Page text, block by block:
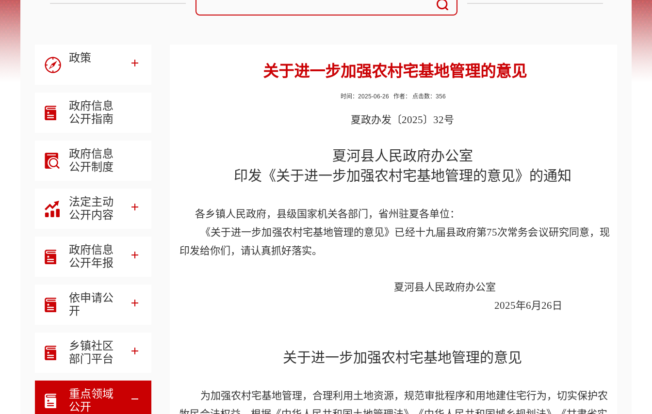
政策
政府信息
公开指南
政府信息
公开制度
法定主动
公开内容
政府信息
公开年报
依申请公
开
乡镇社区
部门平台
重点领域
公开
关于进一步加强农村宅基地管理的意见
时间：2025-06-26 作者： 点击数： 356
夏政办发〔2025〕 32号
夏河县人民政府办公室
印发《关于进一步加强农村宅基地管理的意见》的通知
各乡镇人民政府，县级国家机关各部门，省州驻夏各单位：
《关于进一步加强农村宅基地管理的意见》已经十九届县政府第75次常务会议研究同意，现
印发给你们，请认真抓好落实。
夏河县人民政府办公室
2025年6月 26 日
关于进一步加强农村宅基地管理的意见
为加强农村宅基地管理，合理利用土地资源，规范审批程序和用地建住宅行为，切实保护农